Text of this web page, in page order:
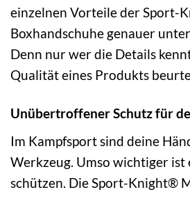
einzelnen Vorteile der Sport-
Boxhandschuhe genauer
Denn nur wer die Details
Qualität eines Produkts
Unübertroffener Schutz für
Im Kampfsport sind deine
Werkzeug. Umso wichtiger ist
schützen. Die Sport-Knight®